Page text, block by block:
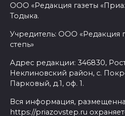
ООО «Редакция газеты
Тодыка.
Учредитель: ООО «Редакция
степь»
Адрес редакции: 346830,
Неклиновский район, с.
Парковый, д.1, оф. 1.
Вся информация,
https://priazovstep.ru